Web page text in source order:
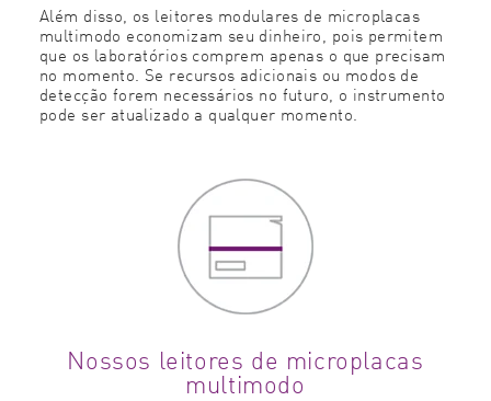
Além disso, os leitores modulares de microplacas
multimodo economizam seu dinheiro, pois permitem
que os laboratórios comprem apenas o que precisam
no momento. Se recursos adicionais ou modos de
detecção forem necessários no futuro, o instrumento
pode ser atualizado a qualquer momento.
Nossos leitores de microplacas
multimodo